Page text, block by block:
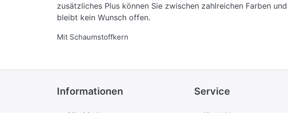
zusätzliches Plus können Sie zwischen zahlreichen Farben
bleibt kein Wunsch offen.
Mit Schaumstoffkern
Informationen Service